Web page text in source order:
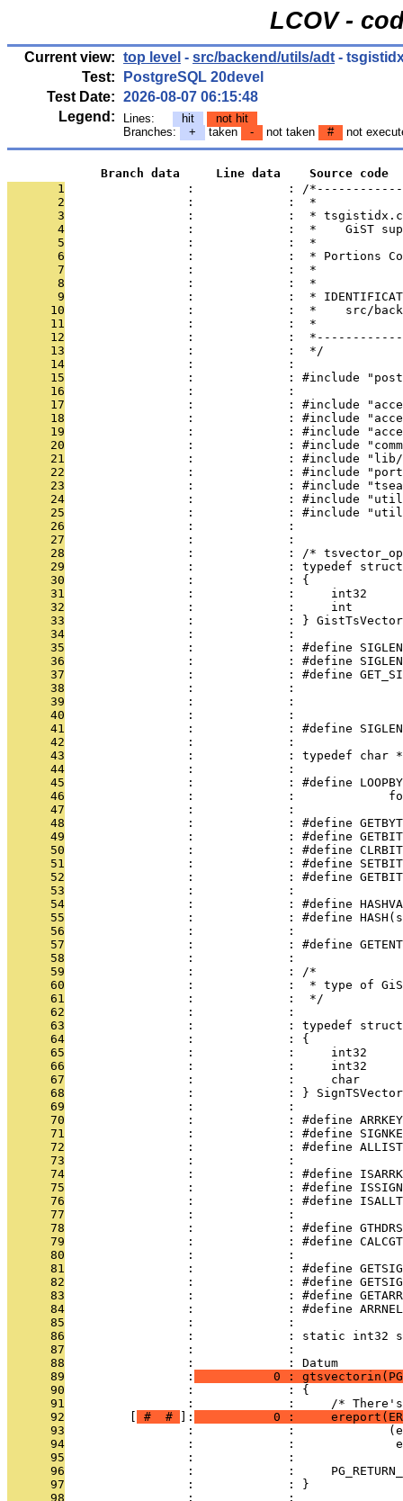
LCOV -
Current view: top level - src/backend/utils/adt -
Test:
PostgreSQL 20devel
Test Date: 2026-08-07 06:15:48
Legend:
Lines: hit
not hit
Branches:
+ taken - not taken # not
             Branch data     Line data    Source code
       1
:             : /
       2
                 :             :  *
       3
                 :             :  * tsgistidx.c
       4
:             :  *    GiST
       5
                 :             :  *
       6
:             :  * Portions
       7
                 :             :  *
       8
                 :             :  *
       9
:             :  *
      10
:             :  *    src/
      11
                 :             :  *
      12
:             :
      13
                 :             :  */
      14
                 :             :
      15
:             : #include
      16
                 :             :
      17
:             : #include
      18
:             : #include
      19
:             : #include
      20
:             : #include
      21
:             : #include
      22
:             : #include
      23
:             : #include
      24
:             : #include
      25
:             : #include
      26
                 :             :
      27
                 :             :
      28
:             : /*
      29
                 :             : typedef struct
      30
                 :             : {
      31
:             :     int32
      32
:             :     int
      33
:             : }
      34
                 :             :
      35
:             : #define
      36
:             : #define
      37
:             : #define
      38
:             :
      39
:             :
      40
                 :             :
      41
:             : #define
      42
                 :             :
      43
:             : typedef char
      44
                 :             :
      45
:             : #define
      46
:             :
      47
                 :             :
      48
:             : #define
      49
:             : #define
      50
:             : #define
      51
:             : #define
      52
:             : #define
      53
                 :             :
      54
:             : #define
      55
:             : #define
      56
                 :             :
      57
:             : #define
      58
                 :             :
      59
                 :             : /*
      60
:             :  * type of
      61
                 :             :  */
      62
                 :             :
      63
                 :             : typedef struct
      64
                 :             : {
      65
:             :     int32
      66
:             :     int32
      67
:             :     char
      68
:             : }
      69
                 :             :
      70
:             : #define
      71
:             : #define
      72
:             : #define
      73
                 :             :
      74
:             : #define
      75
:             : #define
      76
:             : #define
      77
                 :             :
      78
:             : #define
      79
:             : #define
      80
                 :             :
      81
:             : #define
      82
:             : #define
      83
:             : #define
      84
:             : #define
      85
                 :             :
      86
:             : static int32
      87
                 :             :
      88
                 :             : Datum
      89
                 :
0 :
      90
                 :             : {
      91
:             :     /*
      92
# # ]:
0 :
      93
:             :
      94
:             :
      95
                 :             :
      96
:             :
      97
                 :             : }
      98
                 :             :